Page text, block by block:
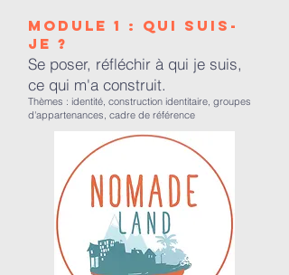
Module 1 : Qui suis-
je ?
Se poser, réfléchir à qui je suis,
ce qui m'a construit.
Thèmes : identité, construction identitaire, groupes
d'appartenances, cadre de référence